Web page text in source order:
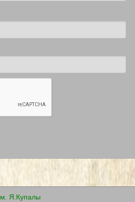
Я.Купалы